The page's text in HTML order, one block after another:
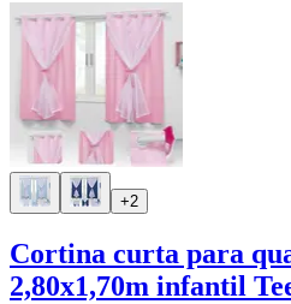
+2
Cortina curta para
2,80x1,70m infantil